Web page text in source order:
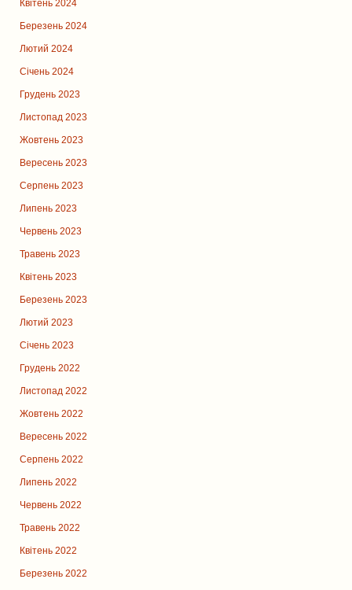
Квітень 2024
Березень 2024
Лютий 2024
Січень 2024
Грудень 2023
Листопад 2023
Жовтень 2023
Вересень 2023
Серпень 2023
Липень 2023
Червень 2023
Травень 2023
Квітень 2023
Березень 2023
Лютий 2023
Січень 2023
Грудень 2022
Листопад 2022
Жовтень 2022
Вересень 2022
Серпень 2022
Липень 2022
Червень 2022
Травень 2022
Квітень 2022
Березень 2022